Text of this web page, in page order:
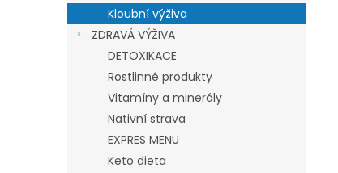
Kloubní výživa
ZDRAVÁ VÝŽIVA
DETOXIKACE
Rostlinné produkty
Vitamíny a minerály
Nativní strava
EXPRES MENU
Keto dieta